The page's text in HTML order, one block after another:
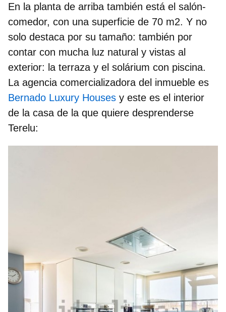
En la planta de arriba también está el salón-
comedor, con una superficie de 70 m2. Y no
solo destaca por su tamaño: también por
contar con mucha luz natural y vistas al
exterior: la terraza y el solárium con piscina.
La agencia comercializadora del inmueble es
Bernado Luxury Houses y este es el interior
de la casa de la que quiere desprenderse
Terelu: